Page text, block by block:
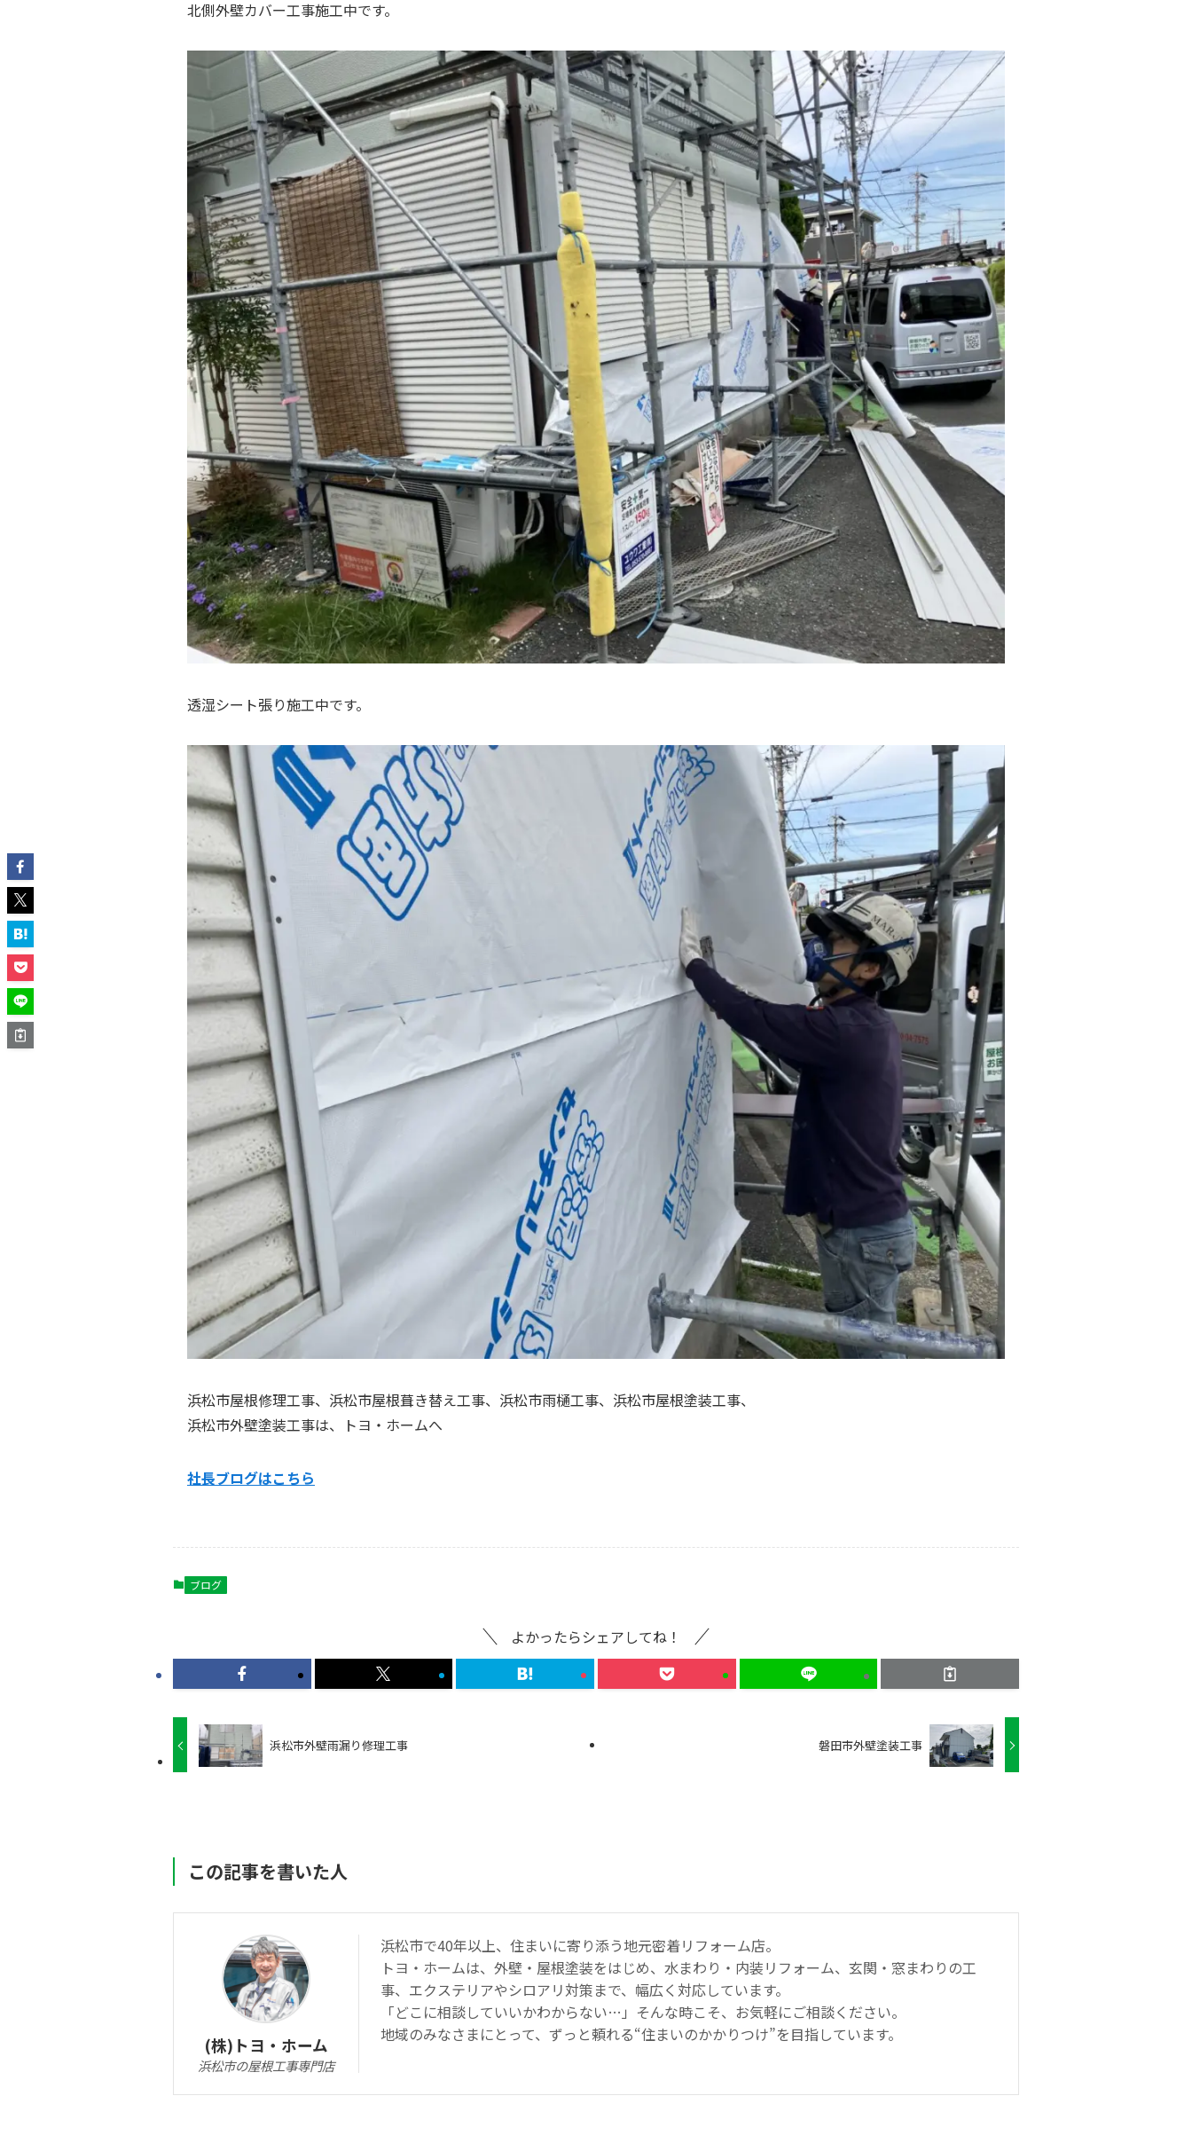
北側外壁カバー工事施工中です。
透湿シート張り施工中です。
浜松市屋根修理工事、浜松市屋根葺き替え工事、浜松市雨樋工事、浜松市屋根塗装工事、
浜松市外壁塗装工事は、トヨ・ホームへ
社長ブログはこちら
ブログ
よかったらシェアしてね！
浜松市外壁雨漏り修理工事 磐田市外壁塗装工事
この記事を書いた人
(株)トヨ・ホーム
浜松市の屋根工事専門店
浜松市で40年以上、住まいに寄り添う地元密着リフォーム店。
トヨ・ホームは、外壁・屋根塗装をはじめ、水まわり・内装リフォーム、玄関・窓まわりの工
事、エクステリアやシロアリ対策まで、幅広く対応しています。
「どこに相談していいかわからない…」そんな時こそ、お気軽にご相談ください。
地域のみなさまにとって、ずっと頼れる“住まいのかかりつけ”を目指しています。